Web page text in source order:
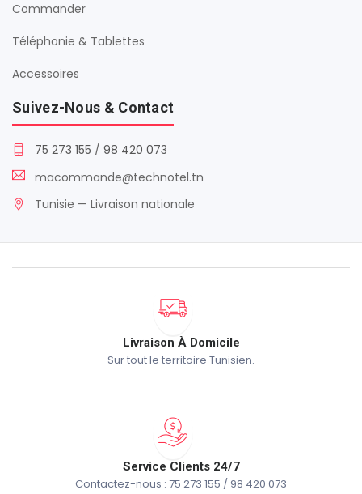
Commander
Téléphonie & Tablettes
Accessoires
Suivez-Nous & Contact
75 273 155 / 98 420 073
macommande@technotel.tn
Tunisie — Livraison nationale
Livraison À Domicile
Sur tout le territoire Tunisien.
Service Clients 24/7
Contactez-nous : 75 273 155 / 98 420 073